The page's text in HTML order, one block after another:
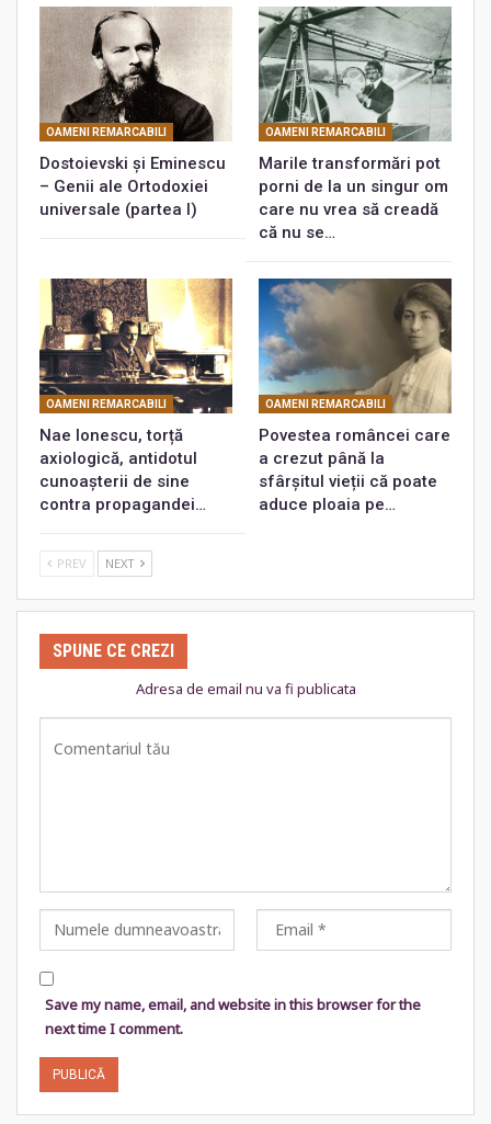
OAMENI REMARCABILI
Dostoievski și Eminescu
– Genii ale Ortodoxiei
universale (partea I)
OAMENI REMARCABILI
Marile transformări pot
porni de la un singur om
care nu vrea să creadă
că nu se…
OAMENI REMARCABILI
Nae Ionescu, torță
axiologică, antidotul
cunoașterii de sine
contra propagandei…
OAMENI REMARCABILI
Povestea româncei care
a crezut până la
sfârșitul vieții că poate
aduce ploaia pe…
PREV NEXT
SPUNE CE CREZI
Adresa de email nu va fi publicata
Save my name, email, and website in this browser for the
next time I comment.